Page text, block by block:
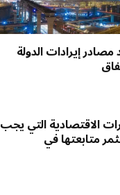
مصادر إيرادات الدولة
الاقتصادية التي يجب
متابعتها في